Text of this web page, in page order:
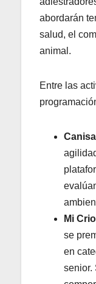
abordarán
salud, el
animal.
Entre las
Mi
se
en
senior.